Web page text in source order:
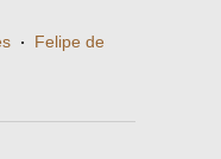
· Felipe de